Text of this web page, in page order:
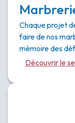
Chaque projet
faire de nos
mémoire des
Découvrir le